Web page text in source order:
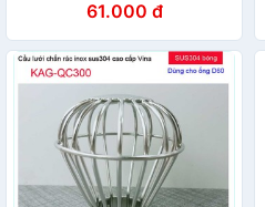
muỗng hình đám mây
61.000 đ